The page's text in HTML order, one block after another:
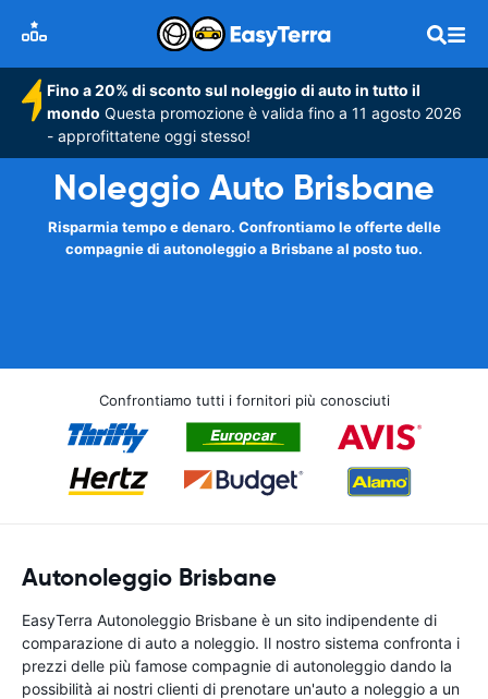
Fino a 20% di sconto sul noleggio di auto in tutto il
mondo Questa promozione è valida fino a 11 agosto 2026
- approfittatene oggi stesso!
Noleggio Auto Brisbane
Risparmia tempo e denaro. Confrontiamo le offerte delle
compagnie di autonoleggio a Brisbane al posto tuo.
Confrontiamo tutti i fornitori più conosciuti
Autonoleggio Brisbane
EasyTerra Autonoleggio Brisbane è un sito indipendente di
comparazione di auto a noleggio. Il nostro sistema confronta i
prezzi delle più famose compagnie di autonoleggio dando la
possibilità ai nostri clienti di prenotare un'auto a noleggio a un